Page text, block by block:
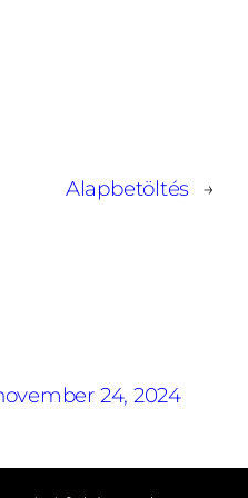
Alapbetöltés →
24, 2024